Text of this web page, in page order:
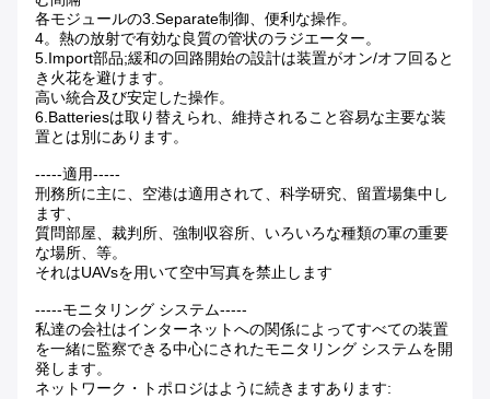
各モジュールの3.Separate制御、便利な操作。
4。熱の放射で有効な良質の管状のラジエーター。
5.Import部品;緩和の回路開始の設計は装置がオン/オフ回ると
き火花を避けます。
高い統合及び安定した操作。
6.Batteriesは取り替えられ、維持されること容易な主要な装
置とは別にあります。
-----適用-----
刑務所に主に、空港は適用されて、科学研究、留置場集中し
ます、
質問部屋、裁判所、強制収容所、いろいろな種類の軍の重要
な場所、等。
それはUAVsを用いて空中写真を禁止します
-----モニタリング システム-----
私達の会社はインターネットへの関係によってすべての装置
を一緒に監察できる中心にされたモニタリング システムを開
発します。
ネットワーク・トポロジはように続きますあります: